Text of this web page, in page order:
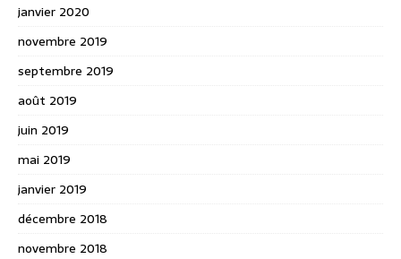
janvier 2020
novembre 2019
septembre 2019
août 2019
juin 2019
mai 2019
janvier 2019
décembre 2018
novembre 2018